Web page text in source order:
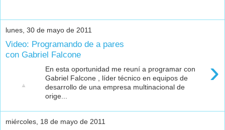
lunes, 30 de mayo de 2011
Video: Programando de a pares
con Gabriel Falcone
›
En esta oportunidad me reuní a programar con
Gabriel Falcone , líder técnico en equipos de
desarrollo de una empresa multinacional de
orige...
miércoles, 18 de mayo de 2011